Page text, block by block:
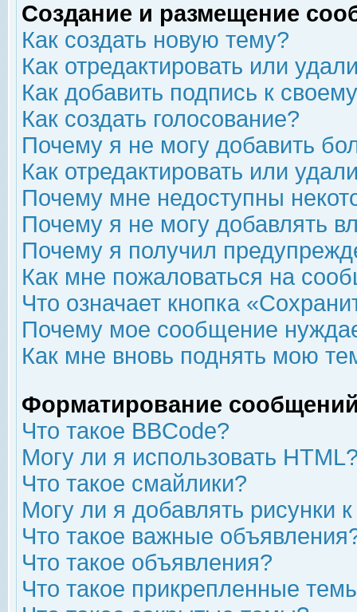
Создание и размещение
Как создать новую тему?
Как отредактировать или
Как добавить подпись к
Как создать голосование?
Почему я не могу добавить
Как отредактировать или
Почему мне недоступны
Почему я не могу добавлять
Почему я получил
Как мне пожаловаться на
Что означает кнопка
Почему мое сообщение
Как мне вновь поднять мою
Форматирование
Что такое BBCode?
Могу ли я использовать
Что такое смайлики?
Могу ли я добавлять рисунки
Что такое важные
Что такое объявления?
Что такое прикрепленные